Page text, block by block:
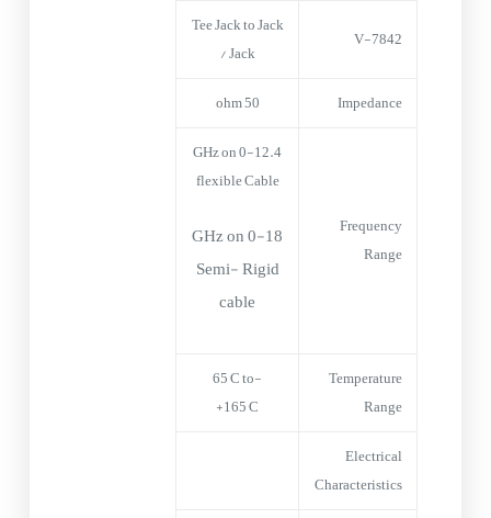
V-7842
Tee Jack to Jack
/ Jack
Impedance
50 ohm
Frequency
Range
0-12.4 GHz on
flexible Cable
0-18 GHz on
Semi- Rigid
cable
Temperature
Range
-65°C to
+165°C
Electrical
Characteristics